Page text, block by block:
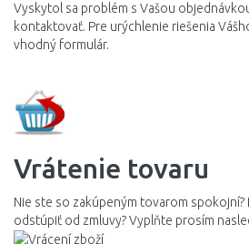
Vyskytol sa problém s Vašou
kontaktovať. Pre urýchlenie riešenia
vhodný formulár.
Vrátenie tovaru
Nie ste so zakúpeným tovarom spokojní?
odstúpiť od zmluvy? Vyplňte prosím